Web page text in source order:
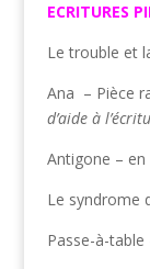
ECRITURES
Le trouble et
Ana – Pièce
d’aide à
Antigone – en
Le syndrome
Passe-à-table